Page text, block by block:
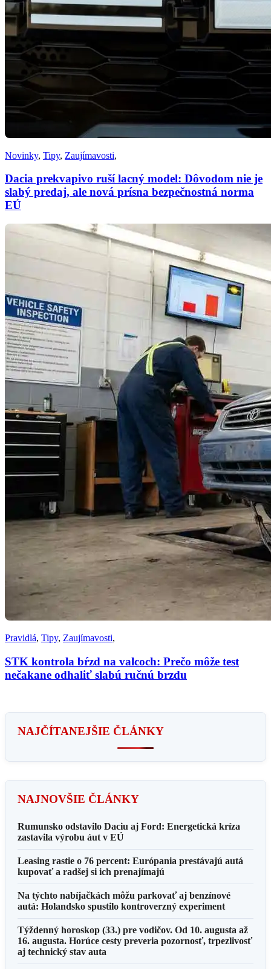
Novinky, Tipy, Zaujímavosti,
Dacia prekvapivo ruší lacný model: Dôvodom nie je
slabý predaj, ale nová prísna bezpečnostná norma
EÚ
Pravidlá, Tipy, Zaujímavosti,
STK kontrola bŕzd na valcoch: Prečo môže test
nečakane odhaliť slabú ručnú brzdu
NAJČÍTANEJŠIE ČLÁNKY
NAJNOVŠIE ČLÁNKY
Rumunsko odstavilo Daciu aj Ford: Energetická kríza
zastavila výrobu áut v EÚ
Leasing rastie o 76 percent: Európania prestávajú autá
kupovať a radšej si ich prenajímajú
Na týchto nabíjačkách môžu parkovať aj benzínové
autá: Holandsko spustilo kontroverzný experiment
Týždenný horoskop (33.) pre vodičov. Od 10. augusta až
16. augusta. Horúce cesty preveria pozornosť, trpezlivosť
aj technický stav auta